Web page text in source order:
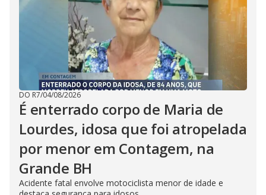
DO R7/04/08/2026
É enterrado corpo de Maria de
Lourdes, idosa que foi atropelada
por menor em Contagem, na
Grande BH
Acidente fatal envolve motociclista menor de idade e